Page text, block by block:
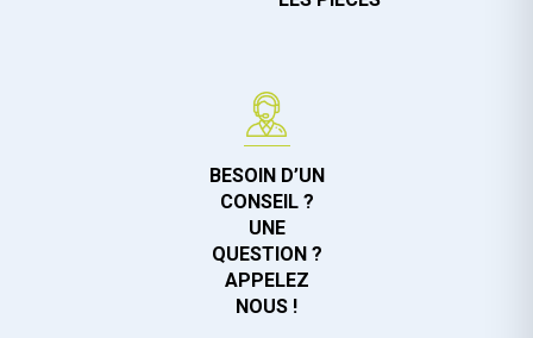
BESOIN D’UN
CONSEIL ?
UNE
QUESTION ?
APPELEZ
NOUS !